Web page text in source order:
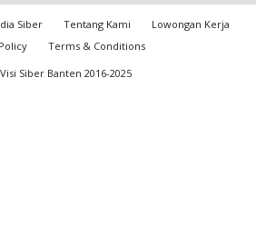
Siber Tentang Kami
Lowongan Kerja
Terms & Conditions
Siber Banten 2016-2025